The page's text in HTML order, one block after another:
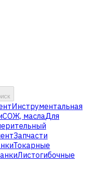
Инструментальная
СОЖ, маслаДля
Запчасти
Токарные
Листогибочные